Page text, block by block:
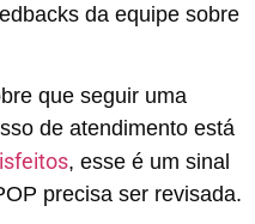
da equipe sobre
que seguir uma
de atendimento está
, esse é um sinal
precisa ser revisada.